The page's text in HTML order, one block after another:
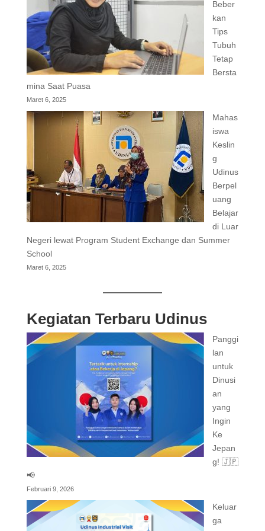
Beber
kan
Tips
Tubuh
Tetap
Bersta
mina Saat Puasa
Maret 6, 2025
Mahas
iswa
Keslin
g
Udinus
Berpel
uang
Belajar
di Luar
Negeri lewat Program Student Exchange dan Summer
School
Maret 6, 2025
Kegiatan Terbaru Udinus
Panggi
lan
untuk
Dinusi
an
yang
Ingin
Ke
Jepan
g! 🇯🇵
📢
Februari 9, 2026
Keluar
ga